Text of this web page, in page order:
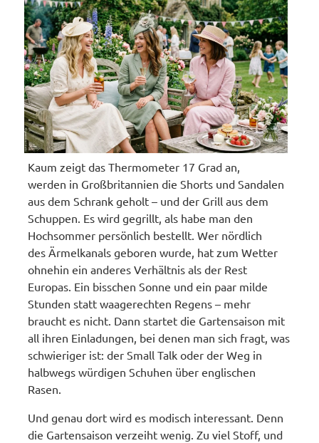
Kaum zeigt das Thermometer 17 Grad an,
werden in Großbritannien die Shorts und Sandalen
aus dem Schrank geholt – und der Grill aus dem
Schuppen. Es wird gegrillt, als habe man den
Hochsommer persönlich bestellt. Wer nördlich
des Ärmelkanals geboren wurde, hat zum Wetter
ohnehin ein anderes Verhältnis als der Rest
Europas. Ein bisschen Sonne und ein paar milde
Stunden statt waagerechten Regens – mehr
braucht es nicht. Dann startet die Gartensaison mit
all ihren Einladungen, bei denen man sich fragt, was
schwieriger ist: der Small Talk oder der Weg in
halbwegs würdigen Schuhen über englischen
Rasen.
Und genau dort wird es modisch interessant. Denn
die Gartensaison verzeiht wenig. Zu viel Stoff, und